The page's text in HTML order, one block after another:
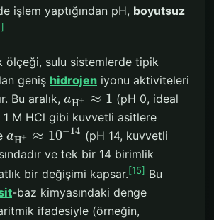
işlem yaptığından pH, boyutsuz
ölçeği, sulu sistemlerde tipik
geniş hidrojen iyonu aktiviteleri
Bu aralık, aH+ ≈ 1 (pH 0, ideal
1 M HCl gibi kuvvetli asitlere
aH+ ≈ 10−14 (pH 14, kuvvetli
ve tek bir 14 birimlik
bir değişimi kapsar.[15]Bu
-baz kimyasındaki denge
ifadesiyle (örneğin,